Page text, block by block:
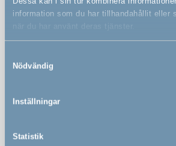
information som du har tillhandahållit eller
när du har använt deras tjänster.
Nödvändig
Inställningar
Statistik
Förebygger fallolyckor och ger
Enkel för vuxna att montera och
Tester har visat att den är fri från
ftalater, BPA och PVC